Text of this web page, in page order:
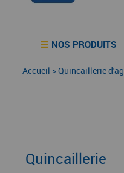
NOS PRODUITS
Accueil >Quincaillerie
Quincaillerie